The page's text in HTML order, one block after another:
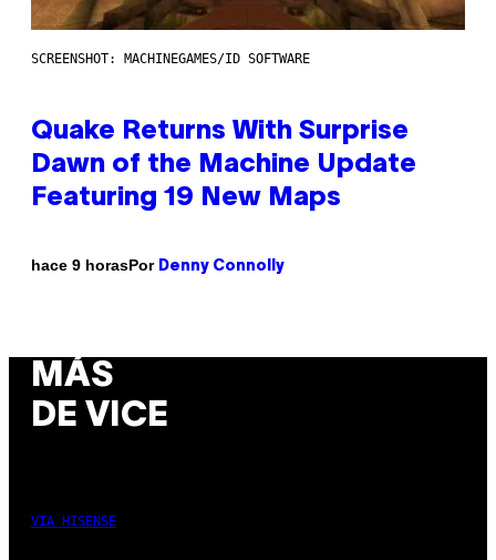
SCREENSHOT: MACHINEGAMES/ID SOFTWARE
Quake Returns With Surprise
Dawn of the Machine Update
Featuring 19 New Maps
hace 9 horasPor Denny Connolly
MÁS
DE VICE
VIA HISENSE